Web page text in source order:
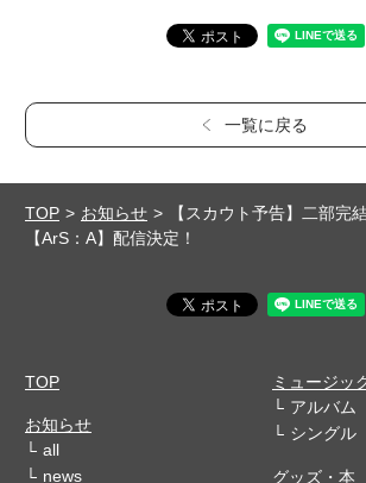
一覧に戻る
TOP お知らせ
【スカウト予告】二部完
【ArS：A】配信決定！
TOP
お知らせ
all
news
ミュージッ
アルバム
シングル
グッズ・本